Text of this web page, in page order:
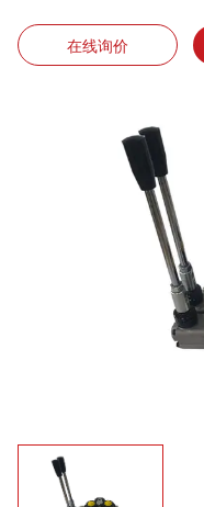
在线询价